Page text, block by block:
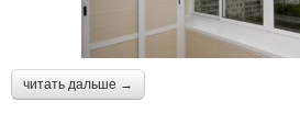
читать дальше →